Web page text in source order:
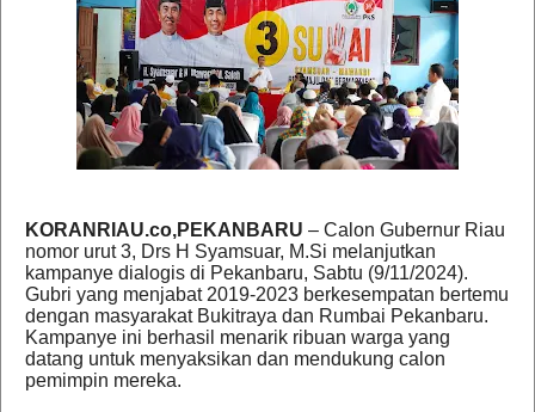
KORANRIAU.co,PEKANBARU – Calon Gubernur Riau
nomor urut 3, Drs H Syamsuar, M.Si melanjutkan
kampanye dialogis di Pekanbaru, Sabtu (9/11/2024).
Gubri yang menjabat 2019-2023 berkesempatan bertemu
dengan masyarakat Bukitraya dan Rumbai Pekanbaru.
Kampanye ini berhasil menarik ribuan warga yang
datang untuk menyaksikan dan mendukung calon
pemimpin mereka.